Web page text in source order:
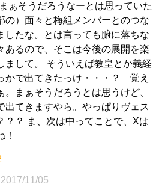
ぁそうだろうなーとは思っていた
の）面々と梅組メンバーとのつな
したな。とは言っても腑に落ちな
あるので、そこは今後の展開を楽
まして。 そういえば教皇とか義経
かで出てきたっけ・・・？ 覚え
。まぁそうだろうとは思うけど、
出てきますやら。やっぱりヴェス
？？ ま、次は中ってことで、Xは
！
2017/11/05